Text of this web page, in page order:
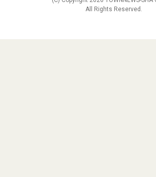
All Rights Reserved.